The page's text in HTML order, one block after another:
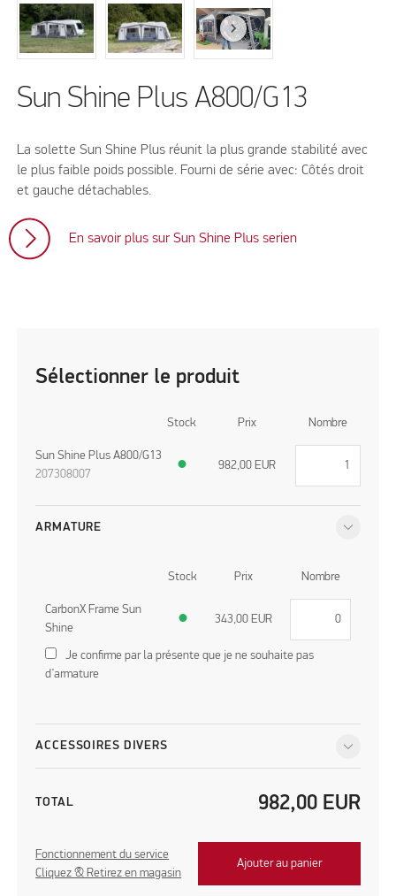
Sun Shine Plus A800/G13
La solette Sun Shine Plus réunit la plus grande stabilité avec
le plus faible poids possible. Fourni de série avec: Côtés droit
et gauche détachables.
En savoir plus sur Sun Shine Plus serien
Sélectionner le produit
Stock Prix Nombre
Sun Shine Plus A800/G13
207308007
● 982,00 EUR
ARMATURE
Stock Prix Nombre
CarbonX Frame Sun
Shine
● 343,00 EUR
Je confirme par la présente que je ne souhaite pas
d’armature
ACCESSOIRES DIVERS
TOTAL 982,00 EUR
Fonctionnement du service
Cliquez & Retirez en magasin
Ajouter au panier